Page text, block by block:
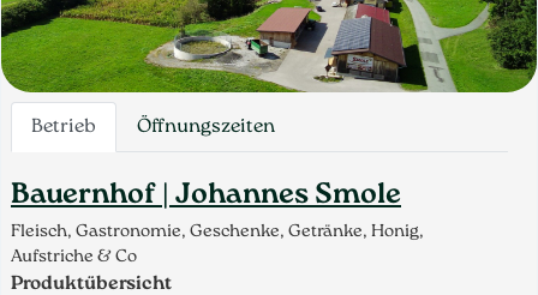
Betrieb Öffnungszeiten
Bauernhof | Johannes Smole
Fleisch, Gastronomie, Geschenke, Getränke, Honig,
Aufstriche & Co
Produktübersicht